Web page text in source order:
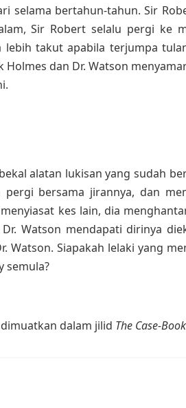
selama bertahun-tahun. Sir
Sir Robert selalu pergi ke
lebih takut apabila terjumpa
Holmes dan Dr. Watson
alatan lukisan yang sudah
bersama jirannya, dan
kes lain, dia
Watson mendapati dirinya
Watson. Siapakah lelaki yang
semula?
dalam jilid The Case-